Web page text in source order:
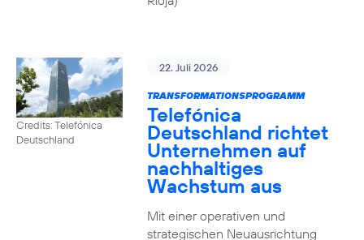
Credits: Telefónica
Deutschland
22. Juli 2026
TRANSFORMATIONSPROGRAMM
Telefónica
Deutschland richtet
Unternehmen auf
nachhaltiges
Wachstum aus
Mit einer operativen und
strategischen Neuausrichtung